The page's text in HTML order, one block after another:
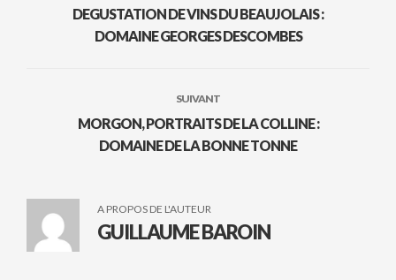
DEGUSTATION DE VINS DU BEAUJOLAIS :
DOMAINE GEORGES DESCOMBES
SUIVANT
MORGON, PORTRAITS DE LA COLLINE :
DOMAINE DE LA BONNE TONNE
A PROPOS DE L'AUTEUR
GUILLAUME BAROIN